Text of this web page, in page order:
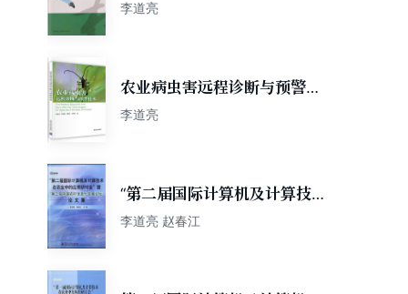
李道亮
农业病虫害远程诊断与预警技
术
李道亮
“第二届国际计算机及计算技术
在农业中的应用研讨会”暨“第
李道亮 赵春江